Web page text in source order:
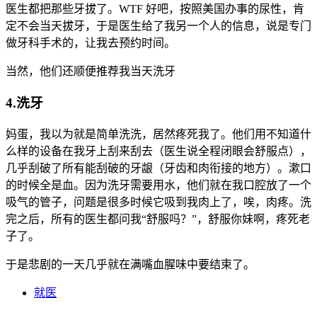
医生都把那些牙拔了。WTF 好吧，按照美国办事的尿性，肯
定不会当天拔牙，于是医生给了我另一个人的信息，说是专门
做牙科手术的，让我去预约时间。
当然，他们还顺便推荐我当天洗牙
4.洗牙
妈蛋，我以为就是简单洗洗，居然疼死我了。他们用不知道什
么样的设备在我牙上刮来刮去（医生说全程闭眼会舒服点），
几乎刮破了所有能刮破的牙龈（牙齿和肉衔接的地方）。漱口
的时候全是血。因为洗牙需要用水，他们就在我口腔放了一个
吸气的管子，问题是很多时候它吸到我肉上了，唉，肉疼。洗
完之后，所有的医生都问我“舒服吗？”，舒服你妹啊，疼死老
子了。
于是悲剧的一天几乎就在满嘴血腥味中要结束了。
就医